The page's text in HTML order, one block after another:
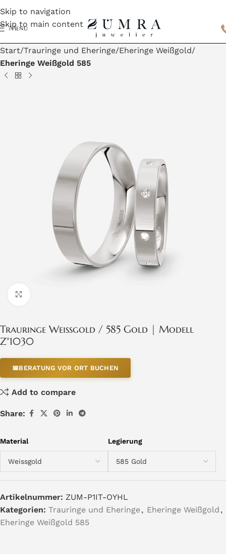
Skip to navigation
Skip to main content
Menu
Start Trauringe und Eheringe Eheringe Weißgold
Eheringe Weißgold 585
Trauringe Weissgold / 585 Gold | Modell
Z°1030
📅BERATUNG VOR ORT BUCHEN
Add to compare
Share:
Material Legierung
Artikelnummer: ZUM-P1IT-OYHL
Kategorien: Trauringe und Eheringe, Eheringe Weißgold ,
Eheringe Weißgold 585